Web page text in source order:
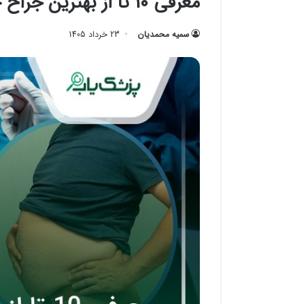
سمیه محمدیان 23 خرداد 1405